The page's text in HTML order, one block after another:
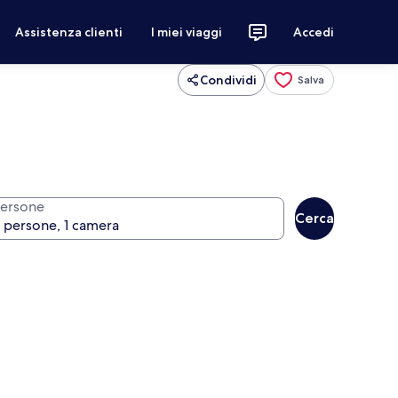
Assistenza clienti I miei viaggi Accedi
Condividi Salva
Cerca